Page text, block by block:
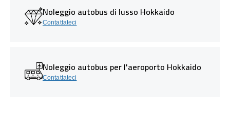
Noleggio autobus di lusso Hokkaido
Contattateci
Noleggio autobus per l'aeroporto Hokkaido
Contattateci